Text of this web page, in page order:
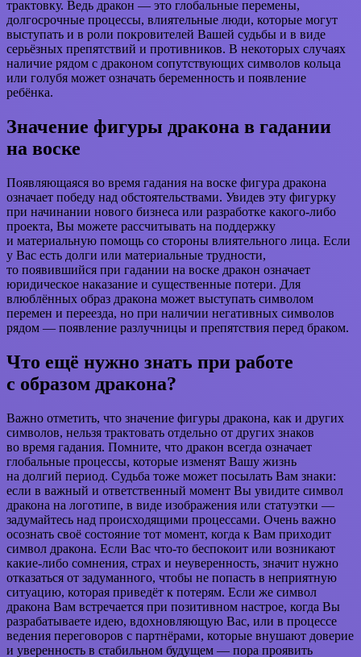
трактовку. Ведь дракон — это глобальные перемены,
долгосрочные процессы, влиятельные люди, которые могут
выступать и в роли покровителей Вашей судьбы и в виде
серьёзных препятствий и противников. В некоторых случаях
наличие рядом с драконом сопутствующих символов кольца
или голубя может означать беременность и появление
ребёнка.
Значение фигуры дракона в гадании
на воске
Появляющаяся во время гадания на воске фигура дракона
означает победу над обстоятельствами. Увидев эту фигурку
при начинании нового бизнеса или разработке какого-либо
проекта, Вы можете рассчитывать на поддержку
и материальную помощь со стороны влиятельного лица. Если
у Вас есть долги или материальные трудности,
то появившийся при гадании на воске дракон означает
юридическое наказание и существенные потери. Для
влюблённых образ дракона может выступать символом
перемен и переезда, но при наличии негативных символов
рядом — появление разлучницы и препятствия перед браком.
Что ещё нужно знать при работе
с образом дракона?
Важно отметить, что значение фигуры дракона, как и других
символов, нельзя трактовать отдельно от других знаков
во время гадания. Помните, что дракон всегда означает
глобальные процессы, которые изменят Вашу жизнь
на долгий период. Судьба тоже может посылать Вам знаки:
если в важный и ответственный момент Вы увидите символ
дракона на логотипе, в виде изображения или статуэтки —
задумайтесь над происходящими процессами. Очень важно
осознать своё состояние тот момент, когда к Вам приходит
символ дракона. Если Вас что-то беспокоит или возникают
какие-либо сомнения, страх и неуверенность, значит нужно
отказаться от задуманного, чтобы не попасть в неприятную
ситуацию, которая приведёт к потерям. Если же символ
дракона Вам встречается при позитивном настрое, когда Вы
разрабатываете идею, вдохновляющую Вас, или в процессе
ведения переговоров с партнёрами, которые внушают доверие
и уверенность в стабильном будущем — пора проявить